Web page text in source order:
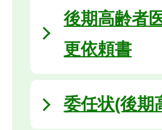
後期高齢者
更依頼書
委任状(後期